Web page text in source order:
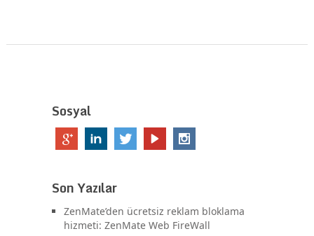
Sosyal
Son Yazılar
ZenMate’den ücretsiz reklam bloklama
hizmeti: ZenMate Web FireWall